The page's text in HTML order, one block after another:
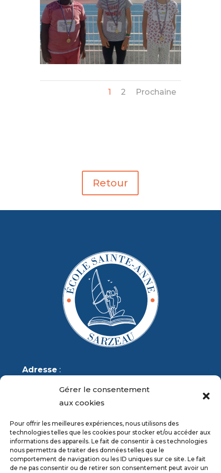
Gérer le consentement
aux cookies
Pour offrir les meilleures expériences, nous utilisons des
technologies telles que les cookies pour stocker et/ou accéder aux
informations des appareils. Le fait de consentir à ces technologies
nous permettra de traiter des données telles que le
comportement de navigation ou les ID uniques sur ce site. Le fait
de ne pas consentir ou de retirer son consentement peut avoir un
1 2 Prochaine
Retour
Adresse :
Téléphone: 02 97 41 85 98
Courriel:sainte-anne.sarzeau@orange.fr